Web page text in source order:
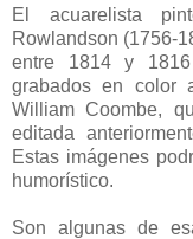
El acuarelista
Rowlandson (1756-
entre 1814 y
grabados en color
William Coombe,
editada
Estas imágenes
humorístico.
Son algunas de